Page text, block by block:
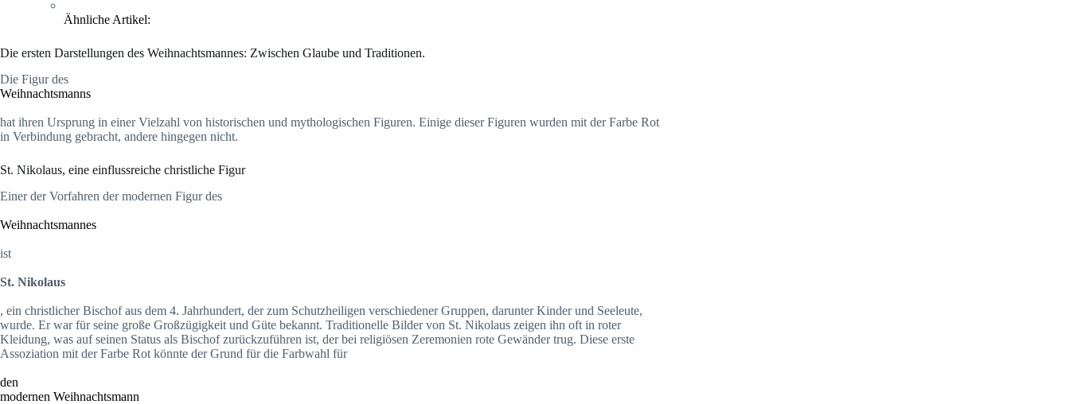
Ähnliche Artikel:
Die ersten Darstellungen des Weihnachtsmannes: Zwischen Glaube und Traditionen.
Die Figur des
Weihnachtsmanns
hat ihren Ursprung in einer Vielzahl von historischen und mythologischen Figuren. Einige dieser Figuren wurden mit der Farbe Rot
in Verbindung gebracht, andere hingegen nicht.
St. Nikolaus, eine einflussreiche christliche Figur
Einer der Vorfahren der modernen Figur des
Weihnachtsmannes
ist
St. Nikolaus
, ein christlicher Bischof aus dem 4. Jahrhundert, der zum Schutzheiligen verschiedener Gruppen, darunter Kinder und Seeleute,
wurde. Er war für seine große Großzügigkeit und Güte bekannt. Traditionelle Bilder von St. Nikolaus zeigen ihn oft in roter
Kleidung, was auf seinen Status als Bischof zurückzuführen ist, der bei religiösen Zeremonien rote Gewänder trug. Diese erste
Assoziation mit der Farbe Rot könnte der Grund für die Farbwahl für
den
modernen Weihnachtsmann